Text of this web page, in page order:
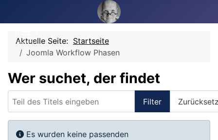
Aktuelle Seite: Startseite
Joomla Workflow Phasen
Wer suchet, der findet
Filter
Information
Es wurden keine passenden